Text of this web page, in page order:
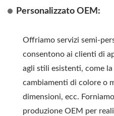
Personalizzato OEM:
Offriamo servizi semi-
consentono ai clienti di
agli stili esistenti, come
cambiamenti di colore o
dimensioni, ecc.
produzione OEM per